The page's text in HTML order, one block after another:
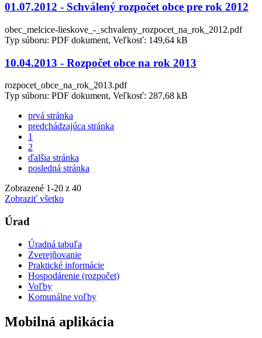
01.07.2012 - Schválený rozpočet obce pre rok 2012
obec_melcice-lieskove_-_schvaleny_rozpocet_na_rok_2012.pdf
Typ súboru: PDF dokument, Veľkosť: 149,64 kB
10.04.2013 - Rozpočet obce na rok 2013
rozpocet_obce_na_rok_2013.pdf
Typ súboru: PDF dokument, Veľkosť: 287,68 kB
prvá stránka
predchádzajúca stránka
1
2
ďalšia stránka
posledná stránka
Zobrazené 1-20 z 40
Zobraziť všetko
Úrad
Úradná tabuľa
Zverejňovanie
Praktické informácie
Hospodárenie (rozpočet)
Voľby
Komunálne voľby
Mobilná aplikácia